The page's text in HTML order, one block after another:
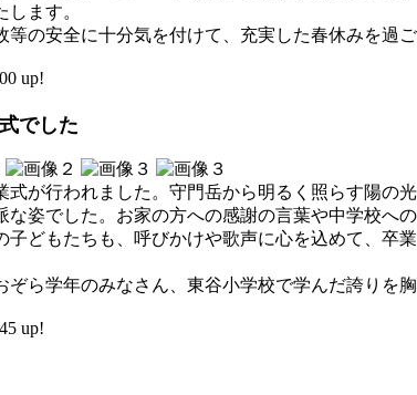
ます。
の安全に十分気を付けて、充実した春休みを過ご
up!
でした
が行われました。守門岳から明るく照らす陽の
な姿でした。お家の方への感謝の言葉や中学校へ
子どもたちも、呼びかけや歌声に心を込めて、卒
ら学年のみなさん、東谷小学校で学んだ誇りを
up!